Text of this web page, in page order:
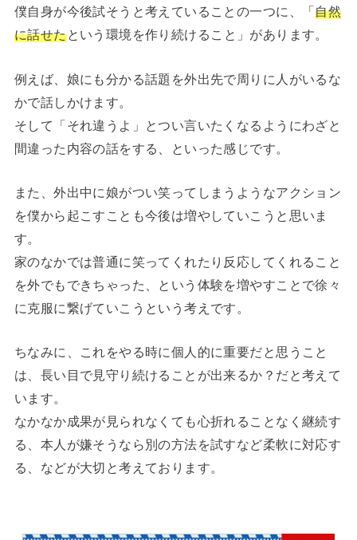
僕自身が今後試そうと考えていることの一つに、「自然
に話せたという環境を作り続けること」があります。
例えば、娘にも分かる話題を外出先で周りに人がいるな
かで話しかけます。
そして「それ違うよ」とつい言いたくなるようにわざと
間違った内容の話をする、といった感じです。
また、外出中に娘がつい笑ってしまうようなアクション
を僕から起こすことも今後は増やしていこうと思いま
す。
家のなかでは普通に笑ってくれたり反応してくれること
を外でもできちゃった、という体験を増やすことで徐々
に克服に繋げていこうという考えです。
ちなみに、これをやる時に個人的に重要だと思うこと
は、長い目で見守り続けることが出来るか？だと考えて
います。
なかなか成果が見られなくても心折れることなく継続す
る、本人が嫌そうなら別の方法を試すなど柔軟に対応す
る、などが大切と考えております。